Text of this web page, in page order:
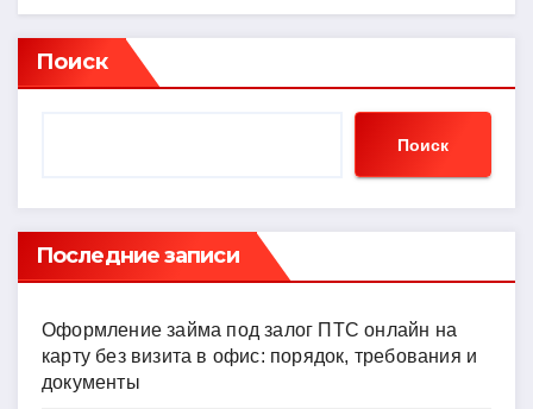
n
o
kl
ni
ki
at
s
A
er
e
a
р
в
ть
Поиск
Поиск
Последние записи
Оформление займа под залог ПТС онлайн на
карту без визита в офис: порядок, требования и
документы